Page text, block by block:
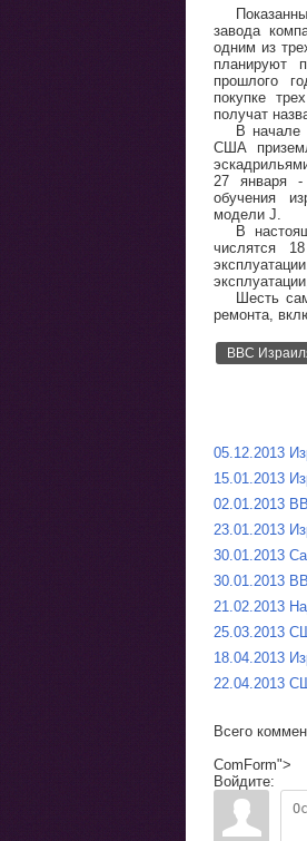
завода
одним из
планируют
прошлого
покупке
получат
В начале
США
27 января
обучения
модели J.
В
числятся
Шесть
ремонта,
ВВС
05.12.2013
15.01.2013
02.01.2013
23.01.2013
30.01.2013
30.01.2013
21.02.2013
25.03.2013
18.04.2013
22.04.2013
Всего
ComForm">
Войдите: